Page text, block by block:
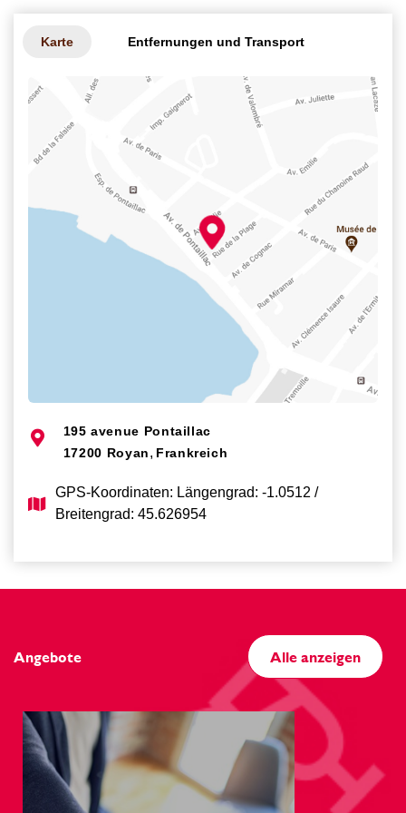
Karte Entfernungen und Transport
195 avenue Pontaillac
17200 Royan, Frankreich
GPS-Koordinaten: Längengrad: -1.0512 /
Breitengrad: 45.626954
Angebote Alle anzeigen